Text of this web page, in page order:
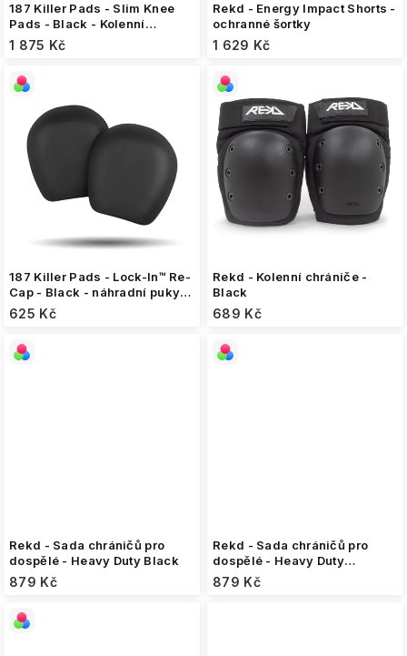
187 Killer Pads - Slim Knee
Pads - Black - Kolenní
chrániče
1 875 Kč
Rekd - Energy Impact Shorts -
ochranné šortky
1 629 Kč
187 Killer Pads - Lock-In™ Re-
Cap - Black - náhradní puky
chráničů
625 Kč
Rekd - Kolenní chrániče -
Black
689 Kč
Rekd - Sada chráničů pro
dospělé - Heavy Duty Black
879 Kč
Rekd - Sada chráničů pro
dospělé - Heavy Duty
Blue/Mint
879 Kč